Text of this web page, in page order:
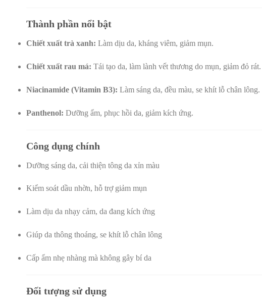
Thành phần nổi bật
Chiết xuất trà xanh: Làm dịu da, kháng viêm, giảm mụn.
Chiết xuất rau má: Tái tạo da, làm lành vết thương do mụn, giảm đỏ rát.
Niacinamide (Vitamin B3): Làm sáng da, đều màu, se khít lỗ chân lông.
Panthenol: Dưỡng ẩm, phục hồi da, giảm kích ứng.
Công dụng chính
Dưỡng sáng da, cải thiện tông da xỉn màu
Kiểm soát dầu nhờn, hỗ trợ giảm mụn
Làm dịu da nhạy cảm, da đang kích ứng
Giúp da thông thoáng, se khít lỗ chân lông
Cấp ẩm nhẹ nhàng mà không gây bí da
Đối tượng sử dụng